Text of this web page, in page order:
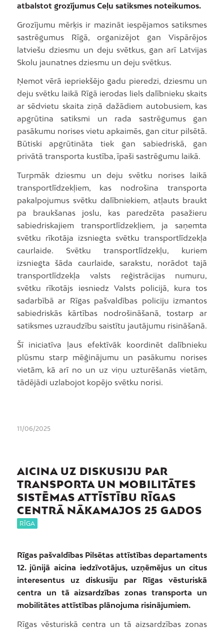
atbalstot grozījumus Ceļu satiksmes noteikumos.
Grozījumu mērķis ir mazināt iespējamos satiksmes
sastrēgumus Rīgā, organizējot gan Vispārējos
latviešu dziesmu un deju svētkus, gan arī Latvijas
Skolu jaunatnes dziesmu un deju svētkus.
Ņemot vērā iepriekšējo gadu pieredzi, dziesmu un
deju svētku laikā Rīgā ierodas liels dalībnieku skaits
ar sēdvietu skaita ziņā dažādiem autobusiem, kas
apgrūtina satiksmi un rada sastrēgumus gan
pasākumu norises vietu apkaimēs, gan citur pilsētā.
Būtiski apgrūtināta tiek gan sabiedriskā, gan
privātā transporta kustība, īpaši sastrēgumu laikā.
Turpmāk dziesmu un deju svētku norises laikā
transportlīdzekļiem, kas nodrošina transporta
pakalpojumus svētku dalībniekiem, atļauts braukt
pa braukšanas joslu, kas paredzēta pasažieru
sabiedriskajiem transportlīdzekļiem, ja saņemta
svētku rīkotāja izsniegta svētku transportlīdzekļa
caurlaide. Svētku transportlīdzekļu, kuriem
izsniegta šāda caurlaide, sarakstu, norādot tajā
transportlīdzekļa valsts reģistrācijas numuru,
svētku rīkotājs iesniedz Valsts policijā, kura tos
sadarbībā ar Rīgas pašvaldības policiju izmantos
sabiedriskās kārtības nodrošināšanā, tostarp ar
satiksmes uzraudzību saistītu jautājumu risināšanā.
Šī iniciatīva ļaus efektīvāk koordinēt dalībnieku
plūsmu starp mēģinājumu un pasākumu norises
vietām, kā arī no un uz viņu uzturēšanās vietām,
tādējādi uzlabojot kopējo svētku norisi.
11/06/2025
AICINA UZ DISKUSIJU PAR
TRANSPORTA UN MOBILITĀTES
SISTĒMAS ATTĪSTĪBU RĪGAS
CENTRĀ NĀKAMAJOS 25 GADOS
RĪGA
Rīgas pašvaldības Pilsētas attīstības departaments
12. jūnijā aicina iedzīvotājus, uzņēmējus un citus
interesentus uz diskusiju par Rīgas vēsturiskā
centra un tā aizsardzības zonas transporta un
mobilitātes attīstības plānojuma risinājumiem.
Rīgas vēsturiskā centra un tā aizsardzības zonas